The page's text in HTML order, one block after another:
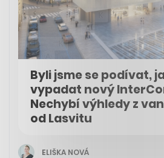
Byli jsme se podívat,
vypadat nový
Nechybí výhledy z
od Lasvitu
ELIŠKA NOVÁ